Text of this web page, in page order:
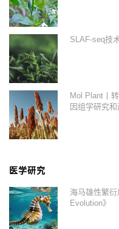
SLAF-seq技
Mol Plant丨
因组学研究
医学研究
海马雄性繁
Evolution》